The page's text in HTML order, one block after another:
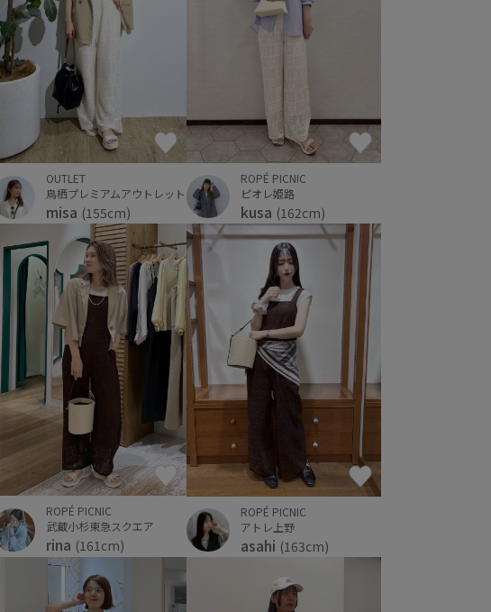
OUTLET
鳥栖プレミアムアウトレット
misa (155cm)
ROPÉ PICNIC
ピオレ姫路
kusa (162cm)
ROPÉ PICNIC
武蔵小杉東急スクエア
rina (161cm)
ROPÉ PICNIC
アトレ上野
asahi (163cm)